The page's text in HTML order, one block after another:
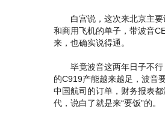
白宫说，这次来北京主要
和商用飞机的单子，带波音
来，也确实说得通。
毕竟波音这两年日子不行
的C919产能越来越足，波音
中国航司的订单，财务报表
代，说白了就是来“要饭”的。